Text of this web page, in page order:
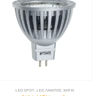
LED SPOT, LED ΛΑΜΠΕΣ, MR16